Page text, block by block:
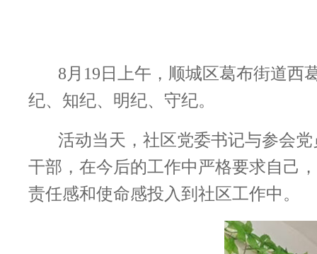
8月19日上午，顺城区葛布街道西
纪、知纪、明纪、守纪。
活动当天，社区党委书记与参会
干部，在今后的工作中严格要求自己
责任感和使命感投入到社区工作中。